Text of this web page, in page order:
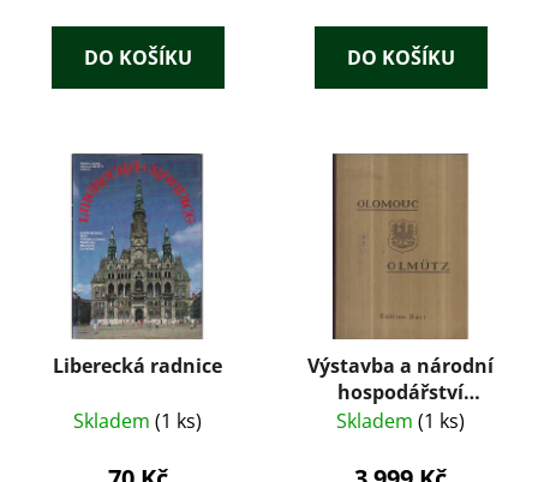
DO KOŠÍKU DO KOŠÍKU
Liberecká radnice
Skladem (1 ks)
Výstavba a národní
hospodářství
evropských měst :
republika. 1,
Skladem (1 ks)